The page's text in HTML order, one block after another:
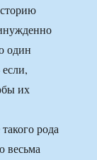
один
их
рода
весьма